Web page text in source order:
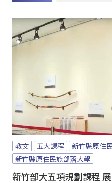
教文 五大課程
新竹縣原住
新竹縣原住民族部落大學
新竹部大五項規劃課程